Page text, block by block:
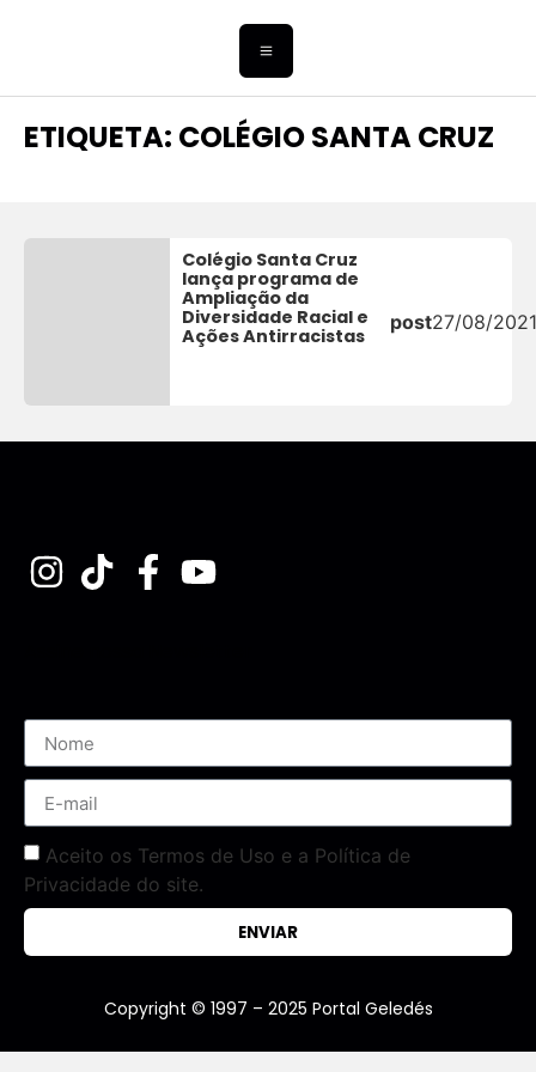
ETIQUETA: COLÉGIO SANTA CRUZ
Colégio Santa Cruz
lança programa de
Ampliação da
Diversidade Racial e
Ações Antirracistas
post27/08/2021
Aceito os Termos de Uso e a Política de
Privacidade do site.
ENVIAR
Copyright © 1997 – 2025 Portal Geledés